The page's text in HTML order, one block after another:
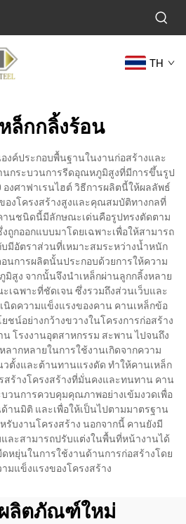
TH
ล็กกลิ้งร้อน
งค์ประกอบพื้นฐานในงานก่อสร้างและ
นกระบวนการรีดอุณหภูมิสูงที่มีการขึ้นรูป
งศาฟาเรนไฮต์ วิธีการผลิตนี้ให้ผลลัพธ์
องโครงสร้างสูงและคุณสมบัติทางกลที่
านชนิดนี้มีลักษณะเด่นคือรูปทรงตัดตาม
ถูกออกแบบมาโดยเฉพาะเพื่อให้สามารถ
มีอัตราส่วนที่เหมาะสมระหว่างน้ำหนัก
นการผลิตนั้นประกอบด้วยการให้ความ
สูง จากนั้นจึงนำเหล็กผ่านลูกกลิ้งหลาย
ฉพาะที่ชัดเจน ซึ่งรวมถึงส่วนเว็บและ
ดความแข็งแรงของคาน คานเหล็กข้อ
ชน์อย่างกว้างขวางในโครงการก่อสร้าง
น โรงงานอุตสาหกรรม สะพาน ไปจนถึง
ากหลายในการใช้งานเกิดจากความ
ตั้งและต้านทานแรงดัด ทำให้คานเหล็ก
ร้างโครงสร้างที่มั่นคงและทนทาน คาน
วนการควบคุมคุณภาพอย่างเข้มงวดเพื่อ
านมิติ และเพื่อให้เป็นไปตามมาตรฐาน
รับงานโครงสร้าง นอกจากนี้ คานยังมี
ละสามารถปรับแต่งในพื้นที่หน้างานได้
หยุ่นในการใช้งานด้านการก่อสร้างโดย
ามแข็งแรงของโครงสร้าง
ลิตภัณฑ์ใหม่